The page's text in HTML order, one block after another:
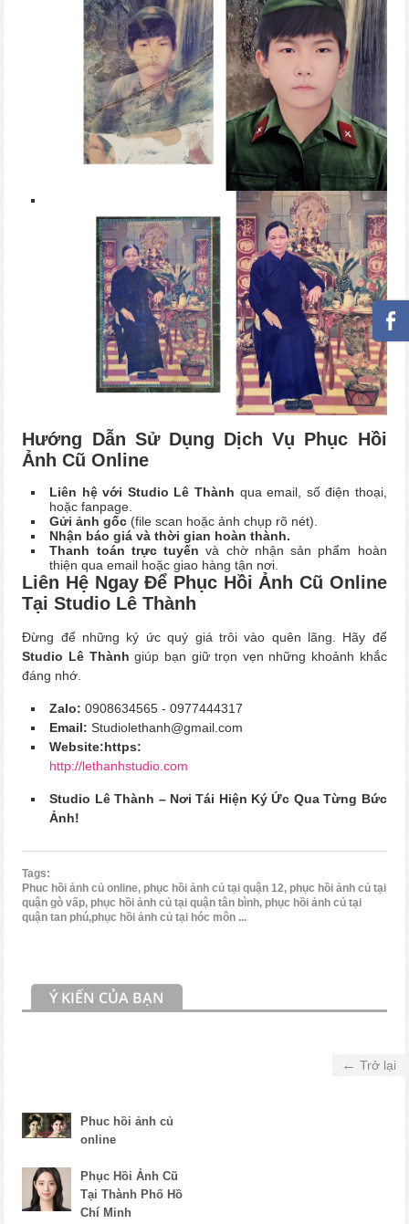
Hướng Dẫn Sử Dụng Dịch Vụ Phục Hồi
Ảnh Cũ Online
Liên hệ với Studio Lê Thành qua email, số điện thoại,
hoặc fanpage.
Gửi ảnh gốc (file scan hoặc ảnh chụp rõ nét).
Nhận báo giá và thời gian hoàn thành.
Thanh toán trực tuyến và chờ nhận sản phẩm hoàn
thiện qua email hoặc giao hàng tận nơi.
Liên Hệ Ngay Để Phục Hồi Ảnh Cũ Online
Tại Studio Lê Thành
Đừng để những ký ức quý giá trôi vào quên lãng. Hãy để
Studio Lê Thành giúp bạn giữ trọn vẹn những khoảnh khắc
đáng nhớ.
Zalo: 0908634565 - 0977444317
Email: Studiolethanh@gmail.com
Website:https:
http://lethanhstudio.com
Studio Lê Thành – Nơi Tái Hiện Ký Ức Qua Từng Bức
Ảnh!
Tags:
Phuc hồi ảnh củ online, phục hồi ảnh củ tại quận 12, phục hồi ảnh củ tại
quận gò vấp, phục hồi ảnh củ tại quận tân bình, phục hồi ảnh củ tại
quận tan phú,phục hồi ảnh củ tại hóc môn ...
Ý KIẾN CỦA BẠN
← Trở lại
Phuc hồi ảnh củ
online
Phục Hồi Ảnh Cũ
Tại Thành Phố Hồ
Chí Minh